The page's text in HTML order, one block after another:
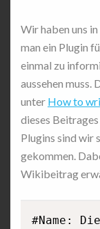
Wir haben uns
man ein Plugin
einmal zu
aussehen
unter How to
dieses
Plugins sind wir
gekommen.
Wikibeitrag
#Name: